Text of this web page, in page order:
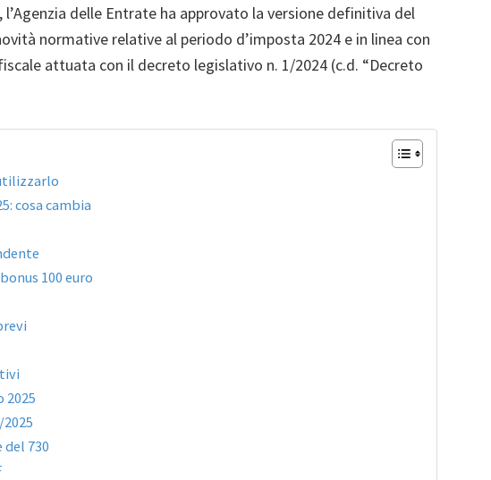
l’Agenzia delle Entrate ha approvato la versione definitiva del
normative relative al periodo d’imposta 2024 e in linea con
attuata con il decreto legislativo n. 1/2024 (c.d. “Decreto
cosa cambia
100 euro
2025
730